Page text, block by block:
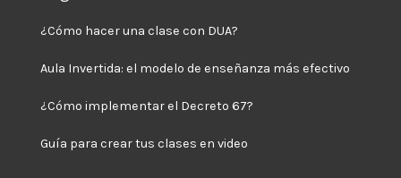
¿Cómo hacer una clase con DUA?
Aula Invertida: el modelo de enseñanza más efectivo
¿Cómo implementar el Decreto 67?
Guía para crear tus clases en video